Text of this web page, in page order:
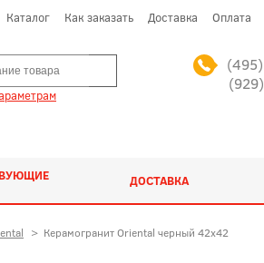
Каталог Как заказать Доставка Оплата
(495)
(929)
ДОСТАВКА
> Керамогранит Oriental черный 42x42